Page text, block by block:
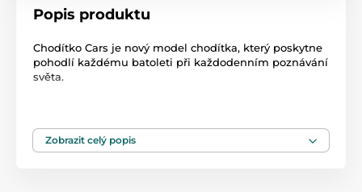
Popis produktu
Chodítko Cars je nový model chodítka, který poskytne
pohodlí každému batoleti při každodenním poznávání
světa.
Charakteristika:
Zobrazit celý popis